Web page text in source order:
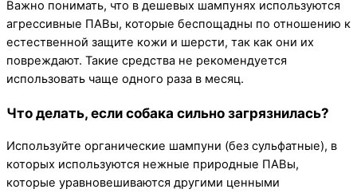
Важно понимать, что в дешевых шампунях используются
агрессивные ПАВы, которые беспощадны по отношению к
естественной защите кожи и шерсти, так как они их
повреждают. Такие средства не рекомендуется
использовать чаще одного раза в месяц.
Что делать, если собака сильно загрязнилась?
Используйте органические шампуни (без сульфатные), в
которых используются нежные природные ПАВы,
которые уравновешиваются другими ценными